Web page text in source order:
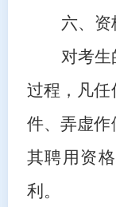
六、资
对考生
过程，凡任
件、弄虚作
其聘用资
利。